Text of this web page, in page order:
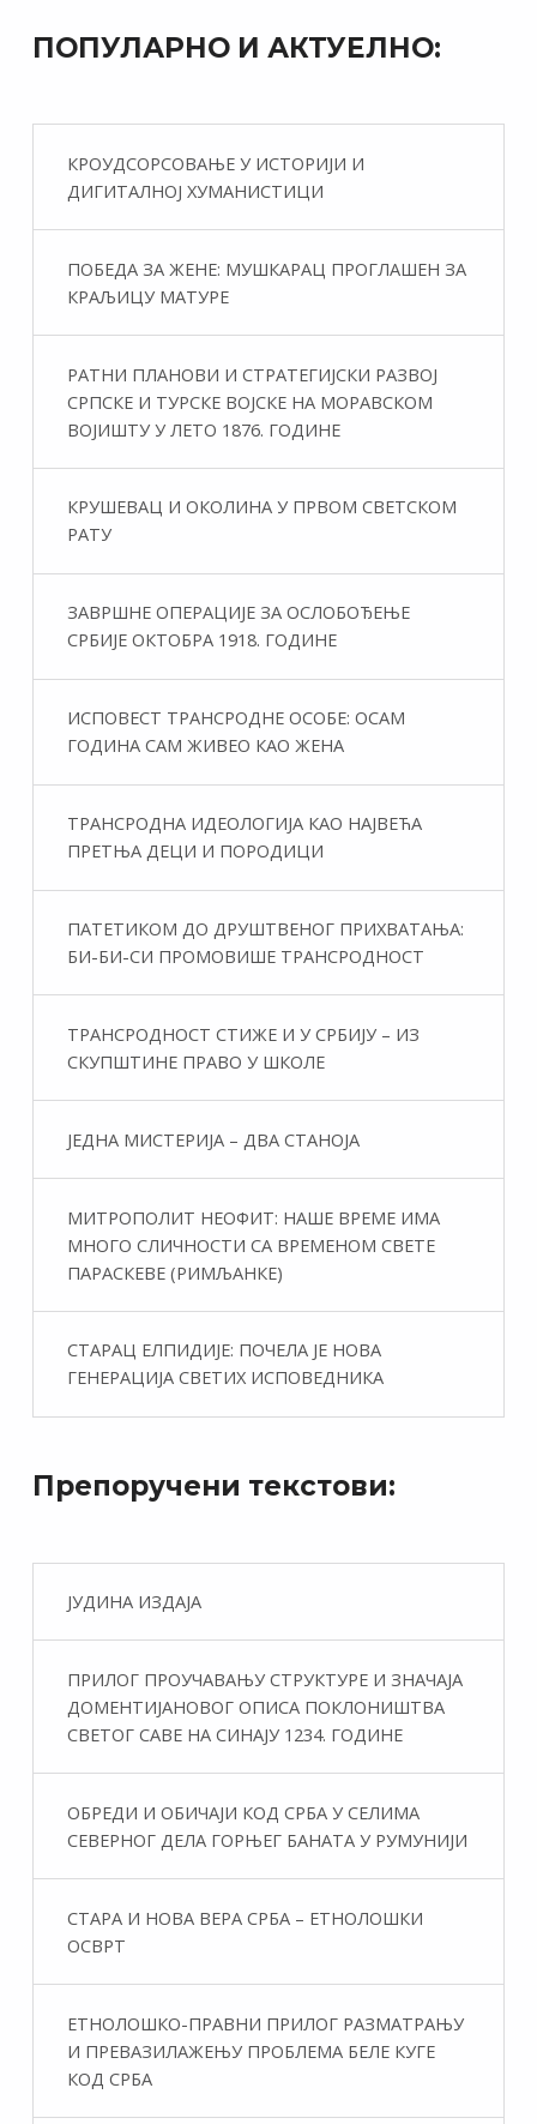
ПОПУЛАРНО И АКТУЕЛНО:
КРОУДСОРСОВАЊЕ У ИСТОРИЈИ И
ДИГИТАЛНОЈ ХУМАНИСТИЦИ
ПОБЕДА ЗА ЖЕНЕ: МУШКАРАЦ ПРОГЛАШЕН ЗА
КРАЉИЦУ МАТУРЕ
РАТНИ ПЛАНОВИ И СТРАТЕГИЈСКИ РАЗВОЈ
СРПСКЕ И ТУРСКЕ ВОЈСКЕ НА МОРАВСКОМ
ВОЈИШТУ У ЛЕТО 1876. ГОДИНЕ
КРУШЕВАЦ И ОКОЛИНА У ПРВОМ СВЕТСКОМ
РАТУ
ЗАВРШНЕ ОПЕРАЦИЈЕ ЗА ОСЛОБОЂЕЊЕ
СРБИЈЕ ОКТОБРА 1918. ГОДИНЕ
ИСПОВЕСТ ТРАНСРОДНЕ ОСОБЕ: ОСАМ
ГОДИНА САМ ЖИВЕО КАО ЖЕНА
ТРАНСРОДНА ИДЕОЛОГИЈА КАО НАЈВЕЋА
ПРЕТЊА ДЕЦИ И ПОРОДИЦИ
ПАТЕТИКОМ ДО ДРУШТВЕНОГ ПРИХВАТАЊА:
БИ-БИ-СИ ПРОМОВИШЕ ТРАНСРОДНОСТ
ТРАНСРОДНОСТ СТИЖЕ И У СРБИЈУ – ИЗ
СКУПШТИНЕ ПРАВО У ШКОЛЕ
ЈЕДНА МИСТЕРИЈА – ДВА СТАНОЈА
МИТРОПОЛИТ НЕОФИТ: НАШЕ ВРЕМЕ ИМА
МНОГО СЛИЧНОСТИ СА ВРЕМЕНОМ СВЕТЕ
ПАРАСКЕВЕ (РИМЉАНКЕ)
СТАРАЦ ЕЛПИДИЈЕ: ПОЧЕЛА ЈЕ НОВА
ГЕНЕРАЦИЈА СВЕТИХ ИСПОВЕДНИКА
Препоручени текстови:
ЈУДИНА ИЗДАЈА
ПРИЛОГ ПРОУЧАВАЊУ СТРУКТУРЕ И ЗНАЧАЈА
ДОМЕНТИЈАНОВОГ ОПИСА ПОКЛОНИШТВА
СВЕТОГ САВЕ НА СИНАЈУ 1234. ГОДИНЕ
ОБРЕДИ И ОБИЧАЈИ КОД СРБА У СЕЛИМА
СЕВЕРНОГ ДЕЛА ГОРЊЕГ БАНАТА У РУМУНИЈИ
СТАРА И НОВА ВЕРА СРБА – ЕТНОЛОШКИ
ОСВРТ
ЕТНОЛОШКО-ПРАВНИ ПРИЛОГ РАЗМАТРАЊУ
И ПРЕВАЗИЛАЖЕЊУ ПРОБЛЕМА БЕЛЕ КУГЕ
КОД СРБА